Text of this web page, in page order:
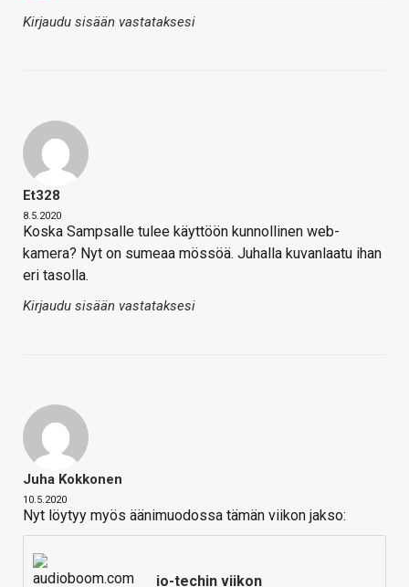
Kirjaudu sisään vastataksesi
Et328
8.5.2020
Koska Sampsalle tulee käyttöön kunnollinen web-
kamera? Nyt on sumeaa mössöä. Juhalla kuvanlaatu ihan
eri tasolla.
Kirjaudu sisään vastataksesi
Juha Kokkonen
10.5.2020
Nyt löytyy myös äänimuodossa tämän viikon jakso:
io-techin viikon